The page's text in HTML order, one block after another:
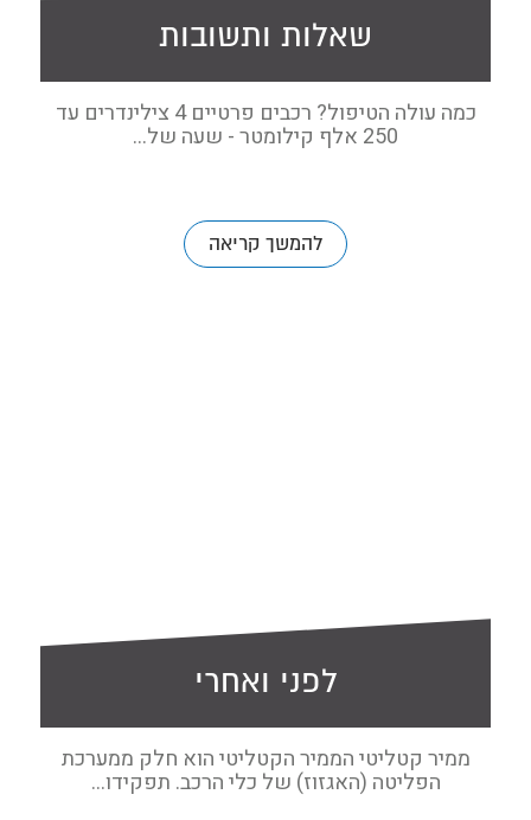
שאלות ותשובות
כמה עולה הטיפול? רכבים פרטיים 4 צילינדרים עד
250 אלף קילומטר - שעה של...
להמשך קריאה
לפני ואחרי
ממיר קטליטי הממיר הקטליטי הוא חלק ממערכת
הפליטה (האגזוז) של כלי הרכב. תפקידו...